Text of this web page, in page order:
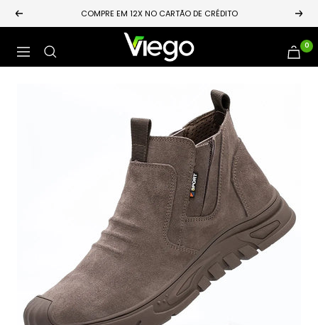
Pular
para
conteúdo
Anterior COMPRE EM 12X NO CARTÃO DE CRÉDITO
Navegação
Loja
0